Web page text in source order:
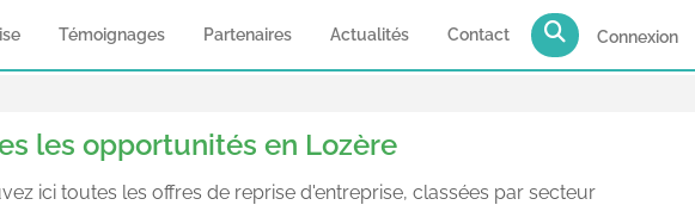
Témoignages Partenaires Actualités Contact Connexion
les opportunités en Lozère
ici toutes les offres de reprise d'entreprise, classées par secteur